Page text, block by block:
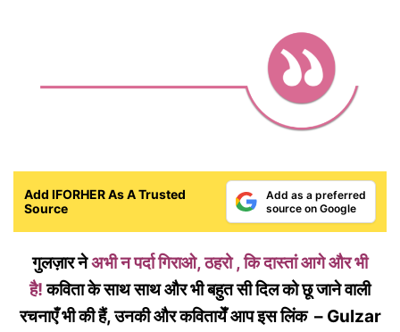
Add IFORHER As A Trusted
Source
Add as a preferred
source on Google
गुलज़ार नेअभी न पर्दा गिराओ, ठहरो , कि दास्तां आगे और भी
है!कविता के साथ साथ और भी बहुत सी दिल को छू जाने वाली
रचनाएँ भी की हैं, उनकी और कवितायेँ आप इस लिंक – Gulzar